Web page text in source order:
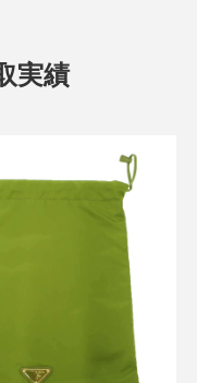
実績
シュ Re-Nylon ポーチ